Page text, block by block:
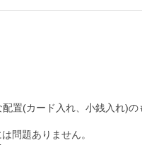
置(カード入れ、小銭入れ)
問題ありません。